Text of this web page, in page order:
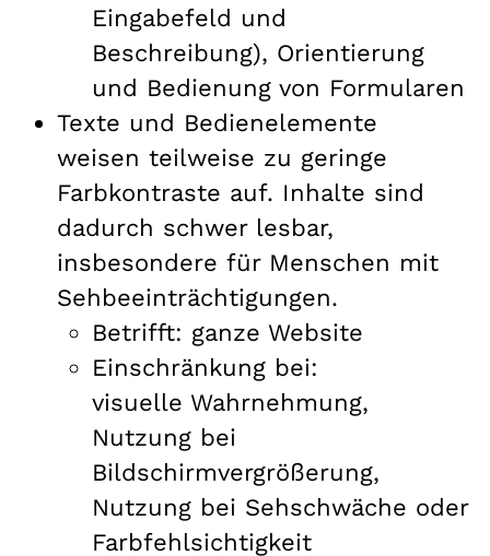
Eingabefeld und
Beschreibung), Orientierung
und Bedienung von Formularen
Texte und Bedienelemente
weisen teilweise zu geringe
Farbkontraste auf. Inhalte sind
dadurch schwer lesbar,
insbesondere für Menschen mit
Sehbeeinträchtigungen.
Betrifft: ganze Website
Einschränkung bei:
visuelle Wahrnehmung,
Nutzung bei
Bildschirmvergrößerung,
Nutzung bei Sehschwäche oder
Farbfehlsichtigkeit